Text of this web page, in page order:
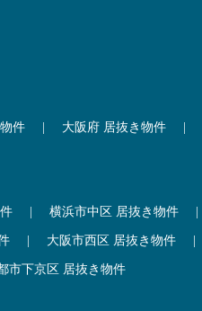
件 大阪府 居抜き物件
横浜市中区 居抜き物件
大阪市西区 居抜き物件
市下京区 居抜き物件